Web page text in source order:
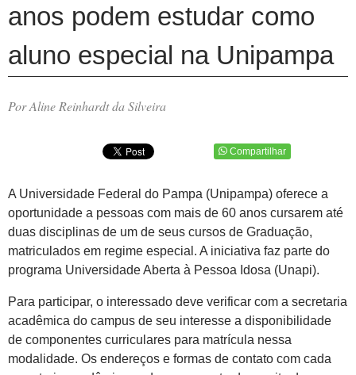
anos podem estudar como
aluno especial na Unipampa
Por Aline Reinhardt da Silveira
Compartilhar
A Universidade Federal do Pampa (Unipampa) oferece a
oportunidade a pessoas com mais de 60 anos cursarem até
duas disciplinas de um de seus cursos de Graduação,
matriculados em regime especial. A iniciativa faz parte do
programa Universidade Aberta à Pessoa Idosa (Unapi).
Para participar, o interessado deve verificar com a secretaria
acadêmica do campus de seu interesse a disponibilidade
de componentes curriculares para matrícula nessa
modalidade. Os endereços e formas de contato com cada